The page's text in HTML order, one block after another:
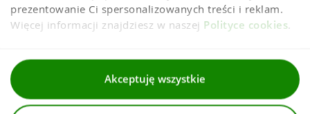
prezentowanie Ci spersonalizowanych treści i reklam.
Więcej informacji znajdziesz w naszej Polityce cookies.
Akceptuję wszystkie
Regulaminy